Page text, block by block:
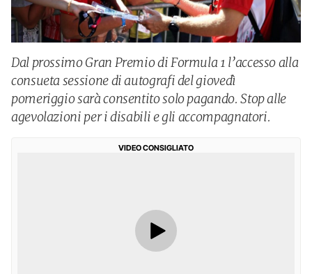
Dal prossimo Gran Premio di Formula 1 l’accesso alla
consueta sessione di autografi del giovedì
pomeriggio sarà consentito solo pagando. Stop alle
agevolazioni per i disabili e gli accompagnatori.
VIDEO CONSIGLIATO